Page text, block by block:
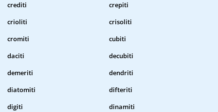
crediti
crepiti
crioliti
crisoliti
cromiti
cubiti
daciti
decubiti
demeriti
dendriti
diatomiti
difteriti
digiti
dinamiti